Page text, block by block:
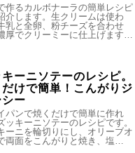
作るカルボナーラの簡単レシピ
介します。生クリームは使わ
乳と全卵、粉チーズを合わせ
厚でクリーミーに仕上げます…
キーニソテーのレシピ。
けで簡単！こんがりジ
シー
パンで焼くだけで簡単に作れ
ッキーニソテーのレシピです。
ーニを輪切りにし、オリーブオ
両面をこんがりと焼き、塩…